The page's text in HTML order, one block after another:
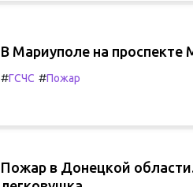
В Мариуполе на проспекте
#ГСЧС #Пожар
Пожар в Донецкой